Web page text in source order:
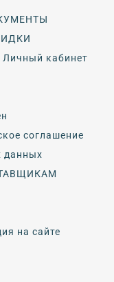
Личный кабинет
соглашение
данных
на сайте